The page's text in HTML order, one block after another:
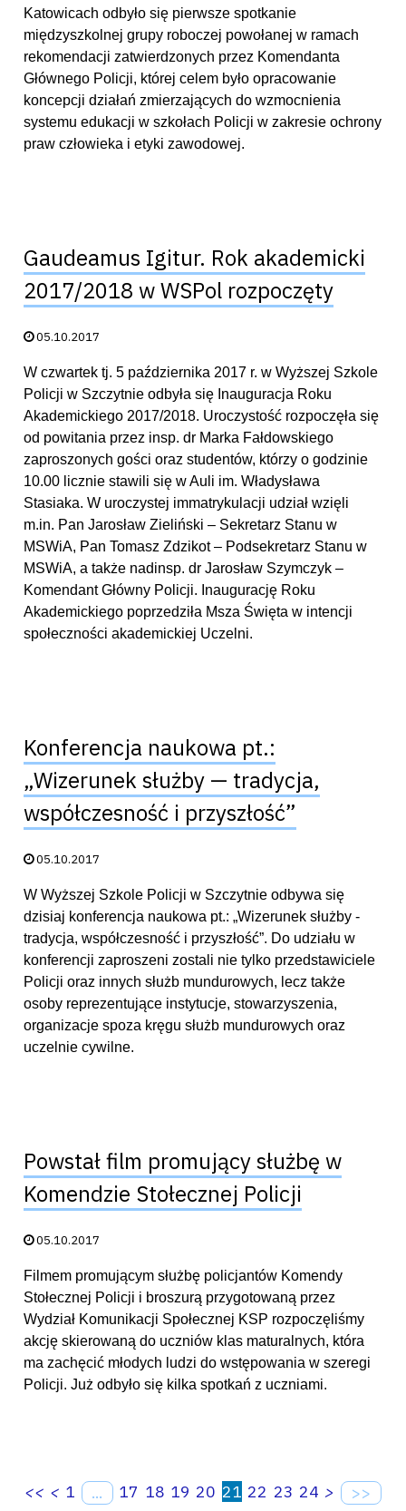
Katowicach odbyło się pierwsze spotkanie
międzyszkolnej grupy roboczej powołanej w ramach
rekomendacji zatwierdzonych przez Komendanta
Głównego Policji, której celem było opracowanie
koncepcji działań zmierzających do wzmocnienia
systemu edukacji w szkołach Policji w zakresie ochrony
praw człowieka i etyki zawodowej.
Gaudeamus Igitur. Rok akademicki
2017/2018 w WSPol rozpoczęty
Data publikacji:
05.10.2017
W czwartek tj. 5 października 2017 r. w Wyższej Szkole
Policji w Szczytnie odbyła się Inauguracja Roku
Akademickiego 2017/2018. Uroczystość rozpoczęła się
od powitania przez insp. dr Marka Fałdowskiego
zaproszonych gości oraz studentów, którzy o godzinie
10.00 licznie stawili się w Auli im. Władysława
Stasiaka. W uroczystej immatrykulacji udział wzięli
m.in. Pan Jarosław Zieliński – Sekretarz Stanu w
MSWiA, Pan Tomasz Zdzikot – Podsekretarz Stanu w
MSWiA, a także nadinsp. dr Jarosław Szymczyk –
Komendant Główny Policji. Inaugurację Roku
Akademickiego poprzedziła Msza Święta w intencji
społeczności akademickiej Uczelni.
Konferencja naukowa pt.:
„Wizerunek służby — tradycja,
współczesność i przyszłość”
Data publikacji:
05.10.2017
W Wyższej Szkole Policji w Szczytnie odbywa się
dzisiaj konferencja naukowa pt.: „Wizerunek służby -
tradycja, współczesność i przyszłość”. Do udziału w
konferencji zaproszeni zostali nie tylko przedstawiciele
Policji oraz innych służb mundurowych, lecz także
osoby reprezentujące instytucje, stowarzyszenia,
organizacje spoza kręgu służb mundurowych oraz
uczelnie cywilne.
Powstał film promujący służbę w
Komendzie Stołecznej Policji
Data publikacji:
05.10.2017
Filmem promującym służbę policjantów Komendy
Stołecznej Policji i broszurą przygotowaną przez
Wydział Komunikacji Społecznej KSP rozpoczęliśmy
akcję skierowaną do uczniów klas maturalnych, która
ma zachęcić młodych ludzi do wstępowania w szeregi
Policji. Już odbyło się kilka spotkań z uczniami.
<< < 1 ... 17 18 19 20 21 22 23 24 > >>